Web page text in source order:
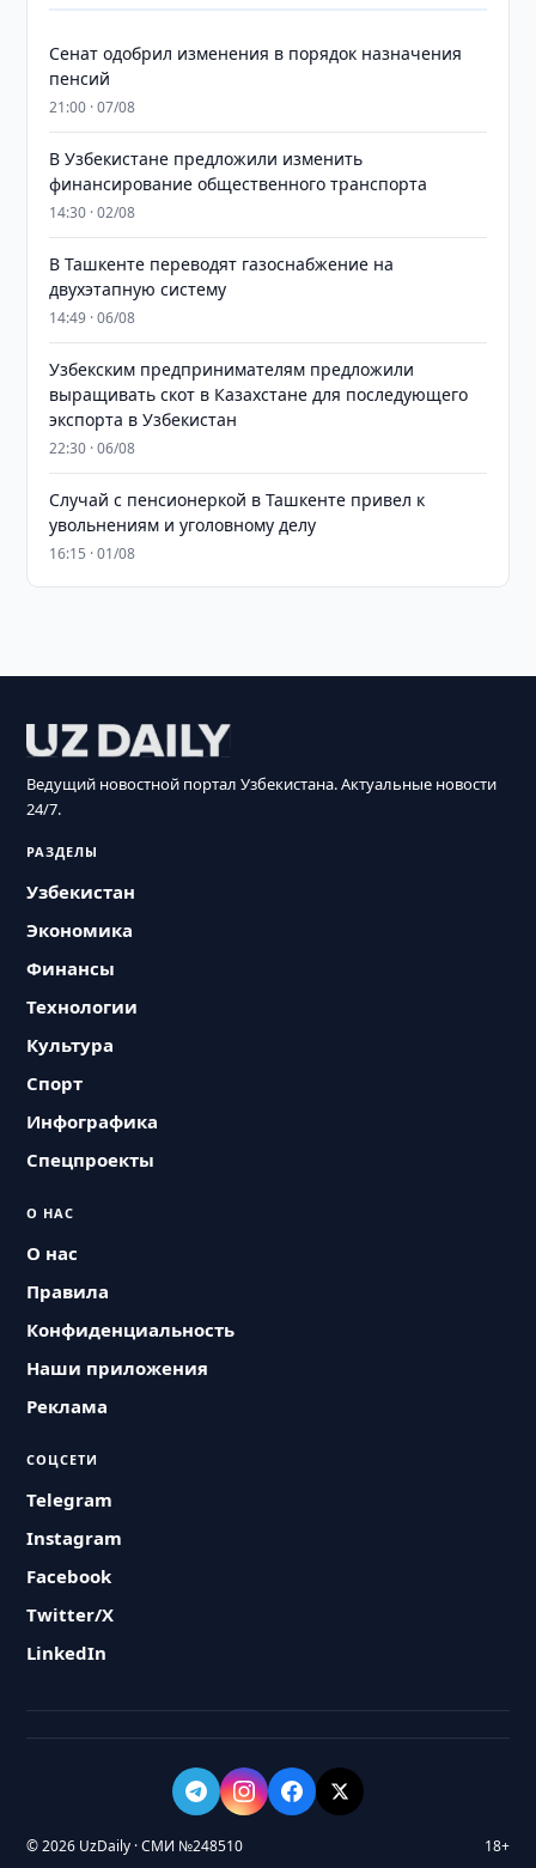
Сенат одобрил изменения в порядок назначения
пенсий
21:00 · 07/08
В Узбекистане предложили изменить
финансирование общественного транспорта
14:30 · 02/08
В Ташкенте переводят газоснабжение на
двухэтапную систему
14:49 · 06/08
Узбекским предпринимателям предложили
выращивать скот в Казахстане для последующего
экспорта в Узбекистан
22:30 · 06/08
Случай с пенсионеркой в Ташкенте привел к
увольнениям и уголовному делу
16:15 · 01/08
Ведущий новостной портал Узбекистана. Актуальные новости
24/7.
РАЗДЕЛЫ
Узбекистан
Экономика
Финансы
Технологии
Культура
Спорт
Инфографика
Спецпроекты
О НАС
О нас
Правила
Конфиденциальность
Наши приложения
Реклама
СОЦСЕТИ
Telegram
Instagram
Facebook
Twitter/X
LinkedIn
© 2026 UzDaily · СМИ №248510 18+